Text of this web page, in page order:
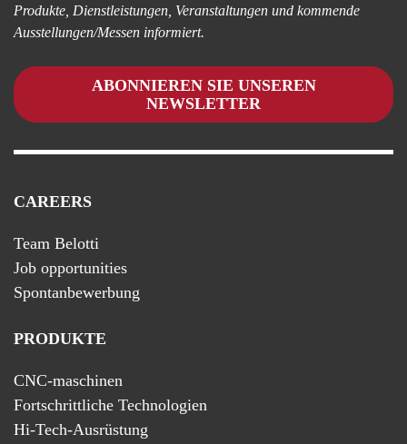
Produkte, Dienstleistungen, Veranstaltungen und kommende
Ausstellungen/Messen informiert.
ABONNIEREN SIE UNSEREN
NEWSLETTER
CAREERS
Team Belotti
Job opportunities
Spontanbewerbung
PRODUKTE
CNC-maschinen
Fortschrittliche Technologien
Hi-Tech-Ausrüstung